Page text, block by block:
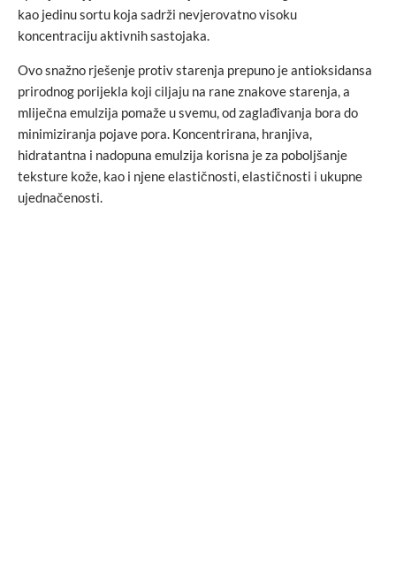
kao jedinu sortu koja sadrži nevjerovatno visoku
koncentraciju aktivnih sastojaka.
Ovo snažno rješenje protiv starenja prepuno je antioksidansa
prirodnog porijekla koji ciljaju na rane znakove starenja, a
mliječna emulzija pomaže u svemu, od zaglađivanja bora do
minimiziranja pojave pora. Koncentrirana, hranjiva,
hidratantna i nadopuna emulzija korisna je za poboljšanje
teksture kože, kao i njene elastičnosti, elastičnosti i ukupne
ujednačenosti.